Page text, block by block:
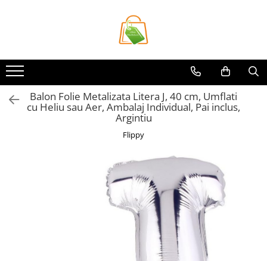
Casa si Bricolaj
Accesorii Birou si Consumabile
Articole pentru Animale
Genti Termoizolante Mancare
Balon Folie Metalizata Litera J, 40 cm, Umflati
cu Heliu sau Aer, Ambalaj Individual, Pai inclus,
Argintiu
Flippy